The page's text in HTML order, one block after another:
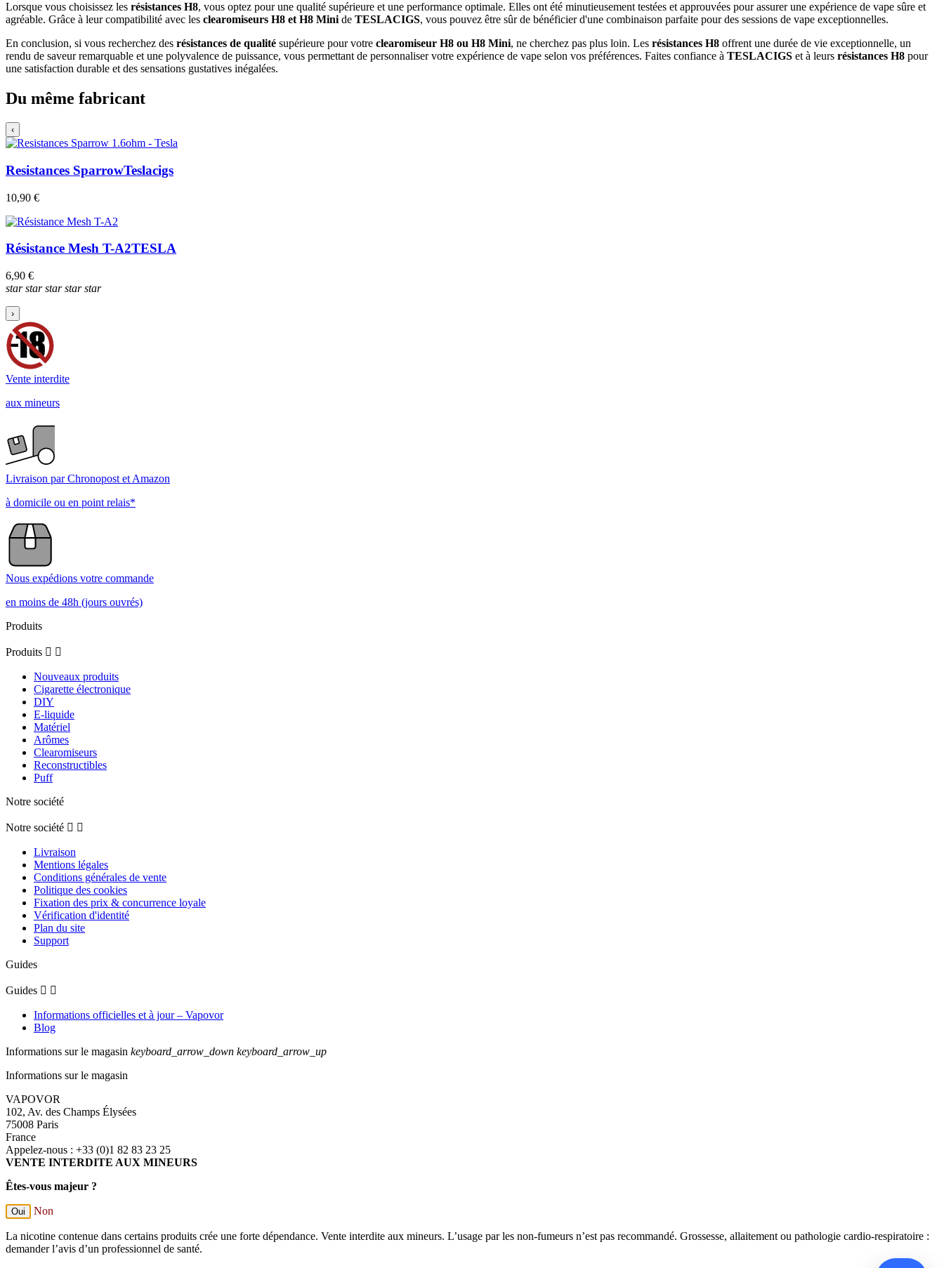
Lorsque vous choisissez les résistances H8, vous optez pour une qualité supérieure et une performance optimale. Elles ont été minutieusement testées et approuvées pour assurer une expérience de vape sûre et
agréable. Grâce à leur compatibilité avec les clearomiseurs H8 et H8 Minide TESLACIGS, vous pouvez être sûr de bénéficier d'une combinaison parfaite pour des sessions de vape exceptionnelles.
En conclusion, si vous recherchez des résistances de qualité supérieure pour votre clearomiseur H8 ou H8 Mini, ne cherchez pas plus loin. Les résistances H8 offrent une durée de vie exceptionnelle, un
rendu de saveur remarquable et une polyvalence de puissance, vous permettant de personnaliser votre expérience de vape selon vos préférences. Faites confiance à TESLACIGS et à leurs résistances H8 pour
une satisfaction durable et des sensations gustatives inégalées.
Du même fabricant
‹
Resistances SparrowTeslacigs
10,90 €
Résistance Mesh T-A2TESLA
6,90 €
starstarstarstarstar
›
Vente interdite
aux mineurs
Livraison par Chronopost et Amazon
à domicile ou en point relais*
Nous expédions votre commande
en moins de 48h (jours ouvrés)
Produits
Produits  
Nouveaux produits
Cigarette électronique
DIY
E-liquide
Matériel
Arômes
Clearomiseurs
Reconstructibles
Puff
Notre société
Notre société  
Livraison
Mentions légales
Conditions générales de vente
Politique des cookies
Fixation des prix & concurrence loyale
Vérification d'identité
Plan du site
Support
Guides
Guides  
Informations officielles et à jour – Vapovor
Blog
Informations sur le magasin keyboard_arrow_down keyboard_arrow_up
Informations sur le magasin
VAPOVOR
102, Av. des Champs Élysées
75008 Paris
France
Appelez-nous : +33 (0)1 82 83 23 25
VENTE INTERDITE AUX MINEURS
Êtes-vous majeur ?
Oui Non
La nicotine contenue dans certains produits crée une forte dépendance. Vente interdite aux mineurs. L’usage par les non-fumeurs n’est pas recommandé. Grossesse, allaitement ou pathologie cardio-respiratoire :
demander l’avis d’un professionnel de santé.